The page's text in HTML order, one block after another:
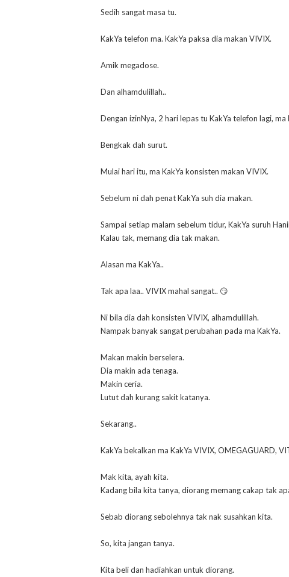
Sedih sangat masa tu.
KakYa telefon ma. KakYa paksa dia makan VIVIX.
Amik megadose.
Dan alhamdulillah..
Dengan izinNya, 2 hari lepas tu KakYa telefon lagi,
Bengkak dah surut.
Mulai hari itu, ma KakYa konsisten makan VIVIX.
Sebelum ni dah penat KakYa suh dia makan.
Sampai setiap malam sebelum tidur, KakYa suruh
Kalau tak, memang dia tak makan.
Alasan ma KakYa..
Tak apa laa.. VIVIX mahal sangat.. 😏
Ni bila dia dah konsisten VIVIX, alhamdulillah.
Nampak banyak sangat perubahan pada ma KakYa.
Makan makin berselera.
Dia makin ada tenaga.
Makin ceria.
Lutut dah kurang sakit katanya.
Sekarang..
KakYa bekalkan ma KakYa VIVIX, OMEGAGUARD,
Mak kita, ayah kita.
Kadang bila kita tanya, diorang memang cakap tak
Sebab diorang sebolehnya tak nak susahkan kita.
So, kita jangan tanya.
Kita beli dan hadiahkan untuk diorang.